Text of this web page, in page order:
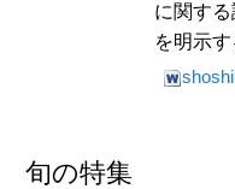
に関する
を明示す
旬の特集